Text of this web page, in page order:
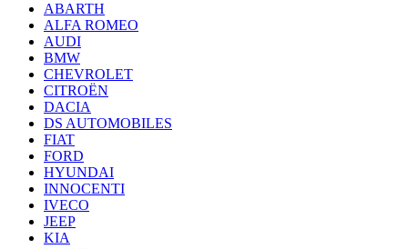
ABARTH
ALFA ROMEO
AUDI
BMW
CHEVROLET
CITROËN
DACIA
DS AUTOMOBILES
FIAT
FORD
HYUNDAI
INNOCENTI
IVECO
JEEP
KIA